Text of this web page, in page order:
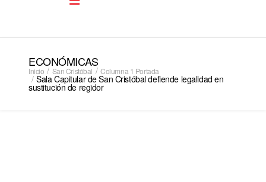
ECONÓMICAS
Inicio San Cristóbal Columna 1 Portada
Sala Capitular de San Cristóbal defiende legalidad en
sustitución de regidor